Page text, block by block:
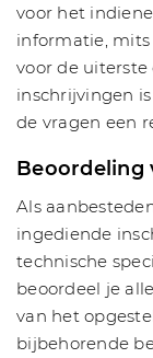
voor het
informatie,
voor de
inschrijvingen
de vragen een
Beoordeling
Als
ingediende
technische
beoordeel je
van het
bijbehorende